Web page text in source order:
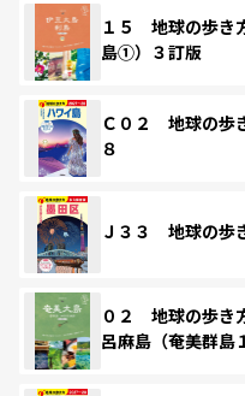
１５ 地球の歩
島①）３訂版
Ｃ０２ 地球の歩
８
Ｊ３３ 地球の歩
０２ 地球の歩
呂麻島（奄美群